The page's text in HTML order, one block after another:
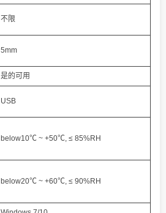
不限
5mm
是的可用
USB
below10℃ ~ +50℃, ≤ 85%RH
below20℃ ~ +60℃, ≤ 90%RH